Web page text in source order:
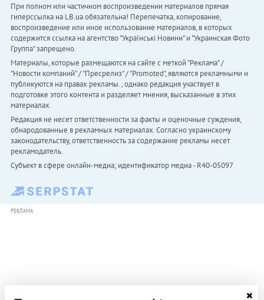
При полном или частичном воспроизведении материалов прямая
гиперссылка на LB.ua обязательна! Перепечатка, копирование,
воспроизведение или иное использование материалов, в которых
содержится ссылка на агентство "Українськi Новини" и "Украинская Фото
Группа" запрещено.
Материалы, которые размещаются на сайте с меткой "Реклама" /
"Новости компаний" / "Пресрелиз" / "Promoted", являются рекламными и
публикуются на правах рекламы. , однако редакция участвует в
подготовке этого контента и разделяет мнения, высказанные в этих
материалах.
Редакция не несет ответственности за факты и оценочные суждения,
обнародованные в рекламных материалах. Согласно украинскому
законодательству, ответственность за содержание рекламы несет
рекламодатель.
Субъект в сфере онлайн-медиа; идентификатор медиа - R40-05097
РЕКЛАМА